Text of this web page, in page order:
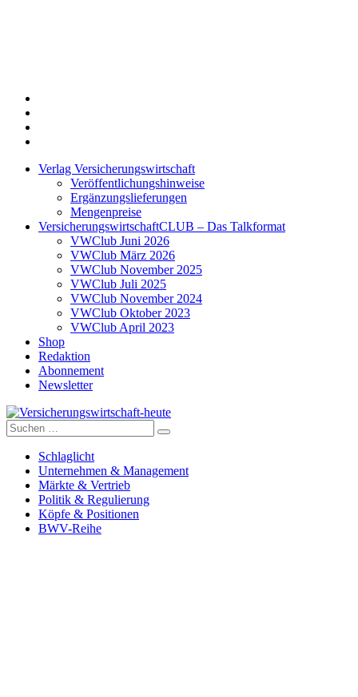
Verlag Versicherungswirtschaft
Veröffentlichungshinweise
Ergänzungslieferungen
Mengenpreise
VersicherungswirtschaftCLUB – Das Talkformat
VWClub Juni 2026
VWClub März 2026
VWClub November 2025
VWClub Juli 2025
VWClub November 2024
VWClub Oktober 2023
VWClub April 2023
Shop
Redaktion
Abonnement
Newsletter
Versicherungswirtschaft-heute
Suche
nach:
Schlaglicht
Unternehmen & Management
Märkte & Vertrieb
Politik & Regulierung
Köpfe & Positionen
BWV-Reihe